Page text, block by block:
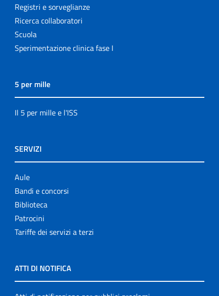
Registri e sorveglianze
Ricerca collaboratori
Scuola
Sperimentazione clinica fase I
5 per mille
Il 5 per mille e l'ISS
SERVIZI
Aule
Bandi e concorsi
Biblioteca
Patrocini
Tariffe dei servizi a terzi
ATTI DI NOTIFICA